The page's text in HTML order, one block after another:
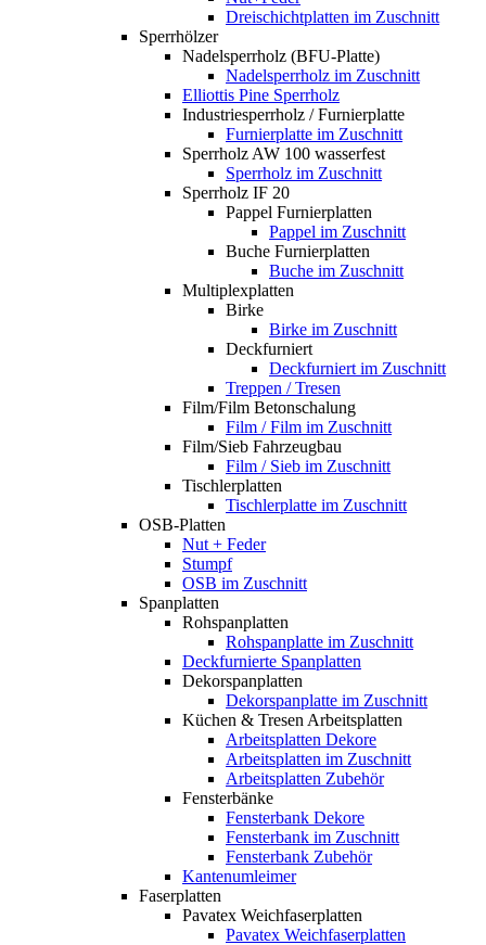
Dreischichtplatten im Zuschnitt
Sperrhölzer
Nadelsperrholz (BFU-Platte)
Nadelsperrholz im Zuschnitt
Elliottis Pine Sperrholz
Industriesperrholz / Furnierplatte
Furnierplatte im Zuschnitt
Sperrholz AW 100 wasserfest
Sperrholz im Zuschnitt
Sperrholz IF 20
Pappel Furnierplatten
Pappel im Zuschnitt
Buche Furnierplatten
Buche im Zuschnitt
Multiplexplatten
Birke
Birke im Zuschnitt
Deckfurniert
Deckfurniert im Zuschnitt
Treppen / Tresen
Film/Film Betonschalung
Film / Film im Zuschnitt
Film/Sieb Fahrzeugbau
Film / Sieb im Zuschnitt
Tischlerplatten
Tischlerplatte im Zuschnitt
OSB-Platten
Nut + Feder
Stumpf
OSB im Zuschnitt
Spanplatten
Rohspanplatten
Rohspanplatte im Zuschnitt
Deckfurnierte Spanplatten
Dekorspanplatten
Dekorspanplatte im Zuschnitt
Küchen & Tresen Arbeitsplatten
Arbeitsplatten Dekore
Arbeitsplatten im Zuschnitt
Arbeitsplatten Zubehör
Fensterbänke
Fensterbank Dekore
Fensterbank im Zuschnitt
Fensterbank Zubehör
Kantenumleimer
Faserplatten
Pavatex Weichfaserplatten
Pavatex Weichfaserplatten